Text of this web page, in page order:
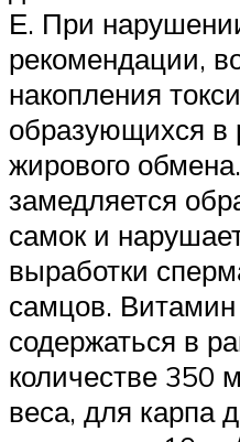
Е. При
рекомендации,
накопления
образующихся в
жирового
замедляется
самок и
выработки
самцов.
содержаться в
количестве 350
веса, для карпа